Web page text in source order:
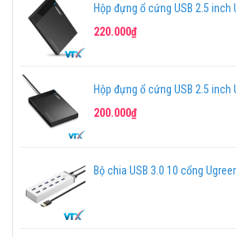
Hộp đựng ổ cứng USB 2.5 inch
220.000₫
Hộp đựng ổ cứng USB 2.5 inch
200.000₫
Bộ chia USB 3.0 10 cổng